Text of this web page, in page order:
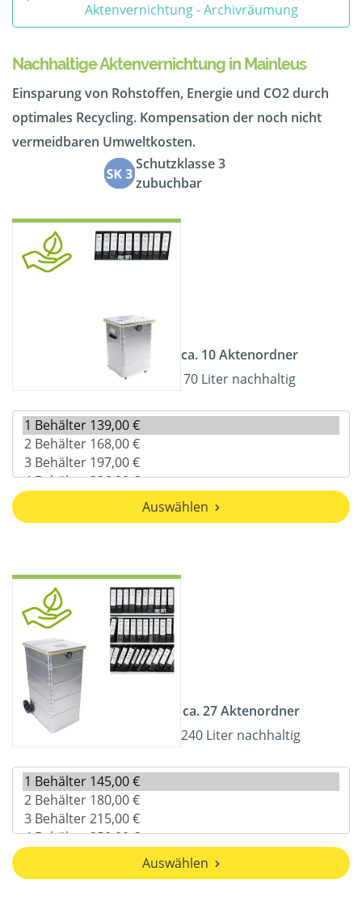
Aktenvernichtung - Archivräumung
Nachhaltige Aktenvernichtung in Mainleus
Einsparung von Rohstoffen, Energie und CO2 durch
optimales Recycling. Kompensation der noch nicht
vermeidbaren Umweltkosten.
Schutzklasse 3
zubuchbar
ca. 10 Aktenordner
70 Liter nachhaltig
Auswählen
ca. 27 Aktenordner
240 Liter nachhaltig
Auswählen